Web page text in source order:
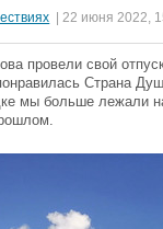
| 22 июня 2022,
провели свой
Страна
мы больше лежали